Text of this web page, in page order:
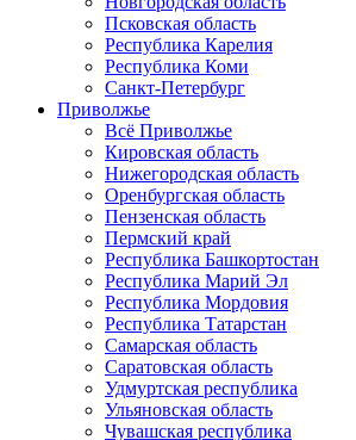
Псковская область
Республика Карелия
Республика Коми
Санкт-Петербург
Приволжье
Всё Приволжье
Кировская область
Нижегородская область
Оренбургская область
Пензенская область
Пермский край
Республика Башкортостан
Республика Марий Эл
Республика Мордовия
Республика Татарстан
Самарская область
Саратовская область
Удмуртская республика
Ульяновская область
Чувашская республика